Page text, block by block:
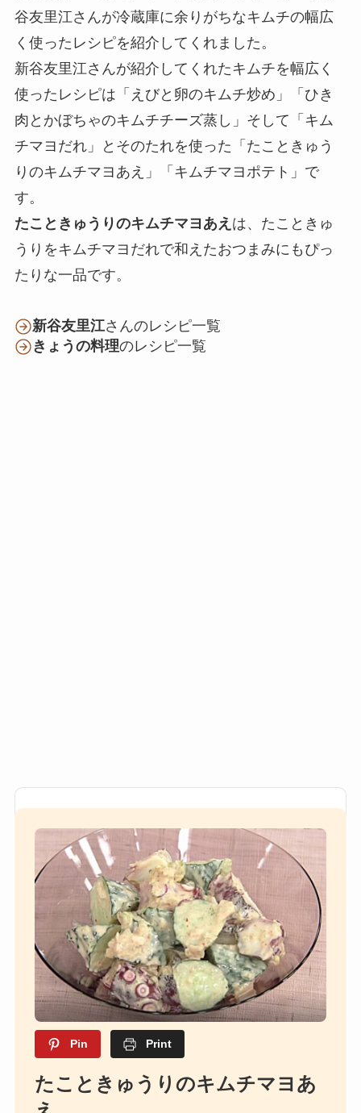
谷友里江さんが冷蔵庫に余りがちなキムチの幅広
く使ったレシピを紹介してくれました。
新谷友里江さんが紹介してくれたキムチを幅広く
使ったレシピは「えびと卵のキムチ炒め」「ひき
肉とかぼちゃのキムチチーズ蒸し」そして「キム
チマヨだれ」とそのたれを使った「たこときゅう
りのキムチマヨあえ」「キムチマヨポテト」で
す。
たこときゅうりのキムチマヨあえ は、たこときゅ
うりをキムチマヨだれで和えたおつまみにもぴっ
たりな一品です。
新谷友里江さんのレシピ一覧
きょうの料理のレシピ一覧
Pin Print
たこときゅうりのキムチマヨあ